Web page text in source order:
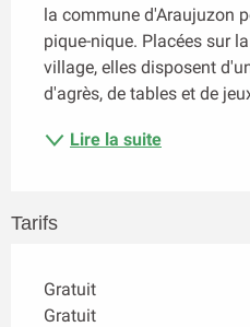
la commune d'Araujuzon
pique-nique. Placées sur
village, elles disposent
d'agrès, de tables et de
Lire la suite
Tarifs
Gratuit
Gratuit